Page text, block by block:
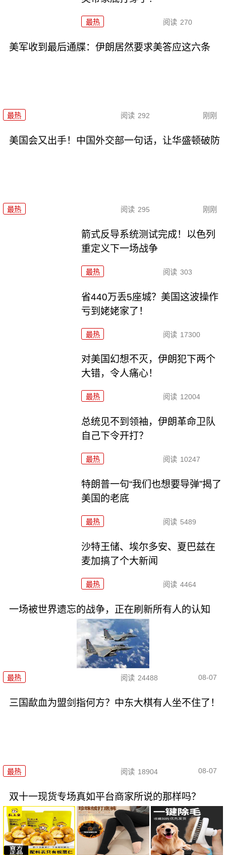
最热 阅读 270
美军收到最后通牒：伊朗居然要求美答应这六条
最热 阅读 292 刚刚
美国会又出手！中国外交部一句话，让华盛顿破防
最热 阅读 295 刚刚
箭式反导系统测试完成！以色列
重定义下一场战争
最热 阅读 303
省440万丢5座城？美国这波操作
亏到姥姥家了！
最热 阅读 17300
对美国幻想不灭，伊朗犯下两个
大错，令人痛心！
最热 阅读 12004
总统见不到领袖，伊朗革命卫队
自己下令开打？
最热 阅读 10247
特朗普一句“我们也想要导弹”揭了
美国的老底
最热 阅读 5489
沙特王储、埃尔多安、夏巴兹在
麦加搞了个大新闻
最热 阅读 4464
一场被世界遗忘的战争，正在刷新所有人的认知
最热 阅读 24488 08-07
三国歃血为盟剑指何方？中东大棋有人坐不住了！
最热 阅读 18904 08-07
双十一现货专场真如平台商家所说的那样吗？